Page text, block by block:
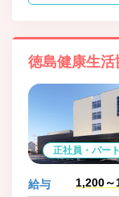
徳島健康生
正社員・パート
給与 1,200～